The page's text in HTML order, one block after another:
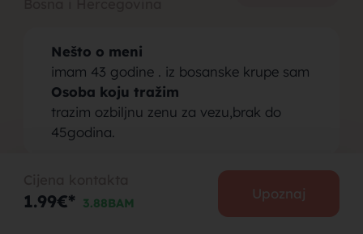
Nešto o meni
imam 43 godine . iz bosanske krupe sam
Osoba koju tražim
trazim ozbiljnu zenu za vezu,brak do
45godina.
1.99€* 3.88BAM
Upoznaj
muskarci
za brak,